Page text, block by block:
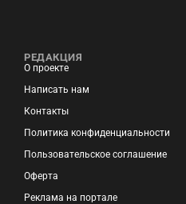
РЕДАКЦИЯ
О проекте
Написать нам
Контакты
Политика конфиденциальности
Пользовательское соглашение
Оферта
Реклама на портале